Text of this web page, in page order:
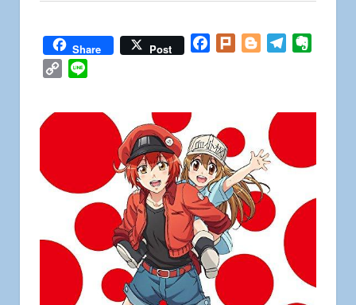
Share Post Facebook
Plurk BloggerTelegram
Copy